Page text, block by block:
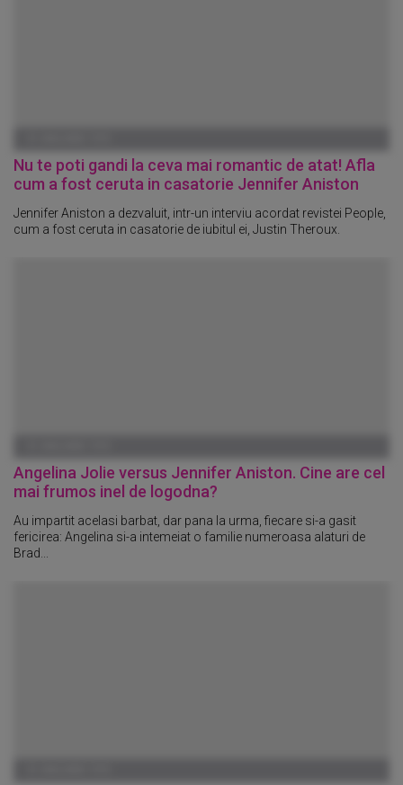
Nu te poti gandi la ceva mai romantic de atat! Afla
cum a fost ceruta in casatorie Jennifer Aniston
Jennifer Aniston a dezvaluit, intr-un interviu acordat revistei People,
cum a fost ceruta in casatorie de iubitul ei, Justin Theroux.
Angelina Jolie versus Jennifer Aniston. Cine are cel
mai frumos inel de logodna?
Au impartit acelasi barbat, dar pana la urma, fiecare si-a gasit
fericirea: Angelina si-a intemeiat o familie numeroasa alaturi de
Brad...